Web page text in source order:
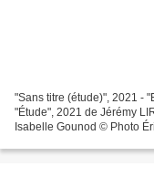
"Sans titre (étude)", 2021 -
"Étude", 2021 de Jérémy
Isabelle Gounod © Photo